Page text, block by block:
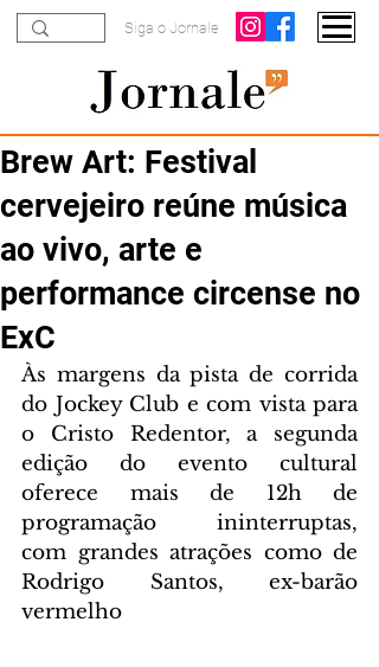
Siga o Jornale
Brew Art: Festival
cervejeiro reúne música
ao vivo, arte e
performance circense no
ExC
Às margens da pista de corrida
do Jockey Club e com vista para
o Cristo Redentor, a segunda
edição do evento cultural
oferece mais de 12h de
programação  ininterruptas,
com grandes atrações como de
Rodrigo Santos, ex-barão
vermelho